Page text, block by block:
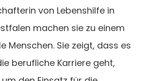
von Lebenshilfe in
machen sie zu einem
Menschen. Sie zeigt, dass es
berufliche Karriere geht,